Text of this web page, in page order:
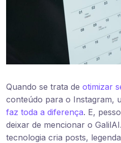
Quando se trata de otimizar
conteúdo para o Instagram,
faz toda a diferença. E,
deixar de mencionar o
tecnologia cria posts,